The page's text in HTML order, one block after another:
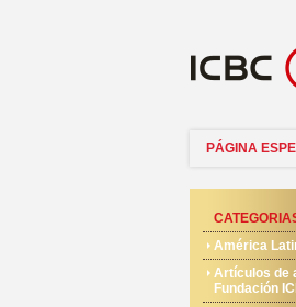
PÁGINA
América
Artículos de
Fundación